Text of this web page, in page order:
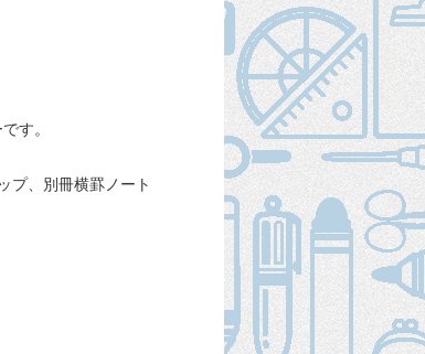
す。
プ、別冊横罫ノート